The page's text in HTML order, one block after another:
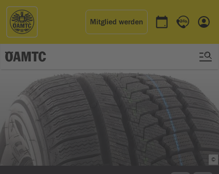
Mitglied werden
Termin buchen
Kontakt &
©